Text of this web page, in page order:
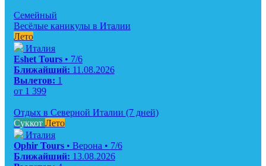
Семейный
Весёлые каникулы в Италии
Лето
Италия
Eshet Tours • 7/6
Ближайший: 11.08.2026
Вылетов: 1
от 1 399
Отдых в Северной Италии (7 дней)
Суккот Лето
Италия
Ophir Tours • Верона • 7/6
Ближайший: 13.08.2026